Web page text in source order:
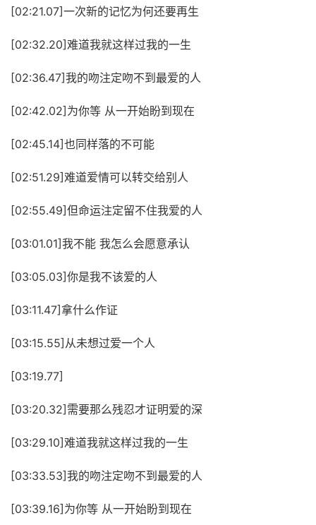
[02:21.07]一次新的记忆为何还要再生
[02:32.20]难道我就这样过我的一生
[02:36.47]我的吻注定吻不到最爱的人
[02:42.02]为你等 从一开始盼到现在
[02:45.14]也同样落的不可能
[02:51.29]难道爱情可以转交给别人
[02:55.49]但命运注定留不住我爱的人
[03:01.01]我不能 我怎么会愿意承认
[03:05.03]你是我不该爱的人
[03:11.47]拿什么作证
[03:15.55]从未想过爱一个人
[03:19.77]
[03:20.32]需要那么残忍才证明爱的深
[03:29.10]难道我就这样过我的一生
[03:33.53]我的吻注定吻不到最爱的人
[03:39.16]为你等 从一开始盼到现在